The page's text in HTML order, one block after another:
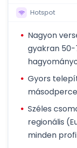
Hotspot
Nagyon
gyakran
Gyors
Széles
regionális
minden